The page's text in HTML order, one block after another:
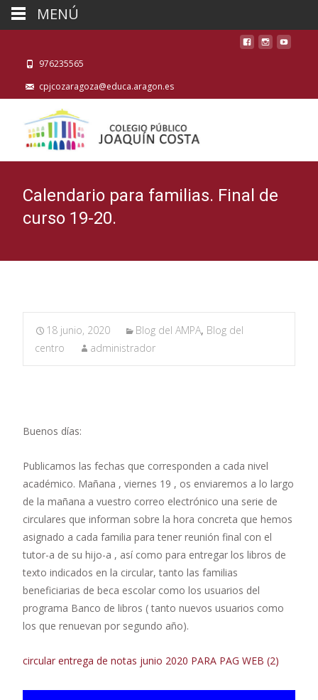
976235565
cpjcozaragoza@educa.aragon.es
Calendario para familias. Final de
curso 19-20.
18 junio, 2020 Blog del AMPA, Blog del
centro
administrador
Buenos días:
Publicamos las fechas que corresponden a cada nivel
académico. Mañana , viernes 19 , os enviaremos a lo largo
de la mañana a vuestro correo electrónico una serie de
circulares que informan sobre la hora concreta que hemos
asignado a cada familia para tener reunión final con el
tutor-a de su hijo-a , así como para entregar los libros de
texto indicados en la circular, tanto las familias
beneficiarias de beca escolar como los usuarios del
programa Banco de libros ( tanto nuevos usuarios como
los que renuevan por segundo año).
circular entrega de notas junio 2020 PARA PAG WEB (2)
MENÚ